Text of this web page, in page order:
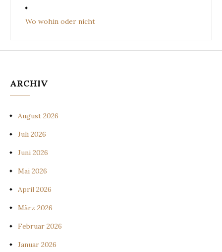
Wo wohin oder nicht
ARCHIV
August 2026
Juli 2026
Juni 2026
Mai 2026
April 2026
März 2026
Februar 2026
Januar 2026